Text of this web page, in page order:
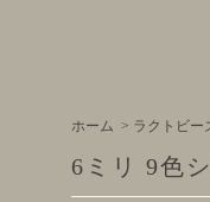
ホーム > ラクトビー
6ミリ 9色